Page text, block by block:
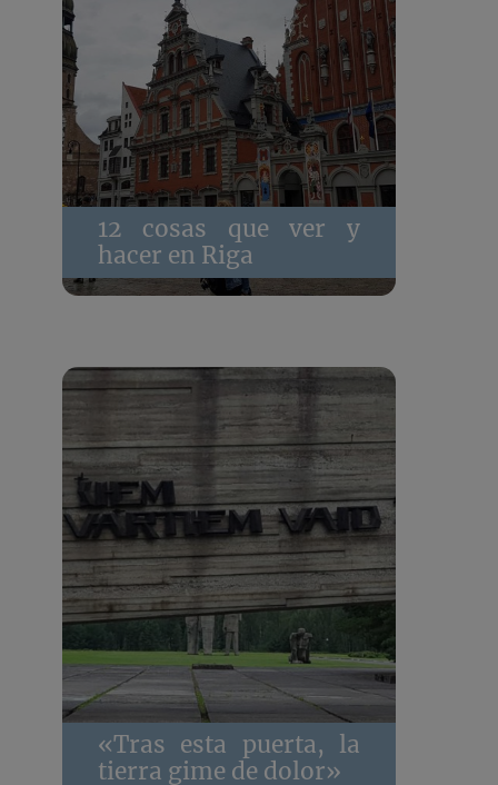
12 cosas que ver y
hacer en Riga
«Tras esta puerta, la
tierra gime de dolor»